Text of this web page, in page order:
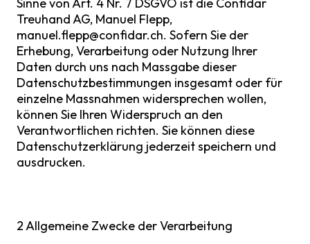
Treuhand AG, Manuel Flepp,
manuel.flepp@confidar.ch. Sofern Sie der
Erhebung, Verarbeitung oder Nutzung Ihrer
Daten durch uns nach Massgabe dieser
Datenschutzbestimmungen insgesamt oder für
einzelne Massnahmen widersprechen wollen,
können Sie Ihren Widerspruch an den
Verantwortlichen richten. Sie können diese
Datenschutzerklärung jederzeit speichern und
ausdrucken.
2 Allgemeine Zwecke der Verarbeitung